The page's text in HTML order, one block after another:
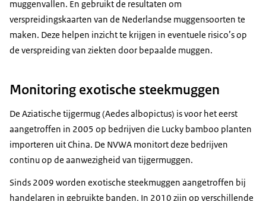
muggenvallen. En gebruikt de resultaten om
verspreidingskaarten van de Nederlandse muggensoorten te
maken. Deze helpen inzicht te krijgen in eventuele risico’s op
de verspreiding van ziekten door bepaalde muggen.
Monitoring exotische steekmuggen
De Aziatische tijgermug (Aedes albopictus) is voor het eerst
aangetroffen in 2005 op bedrijven die Lucky bamboo planten
importeren uit China. De NVWA monitort deze bedrijven
continu op de aanwezigheid van tijgermuggen.
Sinds 2009 worden exotische steekmuggen aangetroffen bij
handelaren in gebruikte banden. In 2010 zijn op verschillende